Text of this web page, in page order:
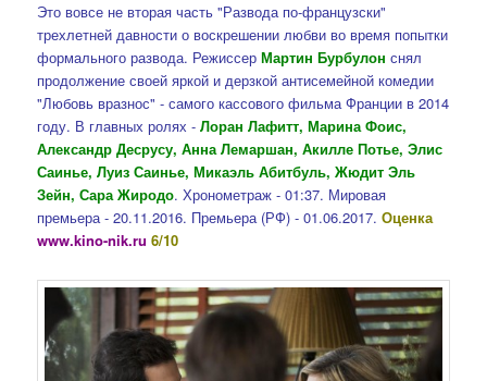
Это вовсе не вторая часть "Развода по-французски"
трехлетней давности о воскрешении любви во время попытки
формального развода. Режиссер Мартин Бурбулон снял
продолжение своей яркой и дерзкой антисемейной комедии
"Любовь вразнос" - самого кассового фильма Франции в 2014
году. В главных ролях -Лоран Лафитт, Марина Фоис,
Александр Десрусу, Анна Лемаршан, Акилле Потье, Элис
Саинье, Луиз Саинье, Микаэль Абитбуль, Жюдит Эль
Зейн, Сара Жиродо. Хронометраж - 01:37. Мировая
премьера - 20.11.2016. Премьера (РФ) - 01.06.2017.Оценка
www.kino-nik.ru 6/10